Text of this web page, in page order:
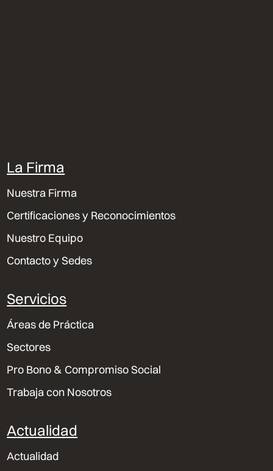
La Firma
Nuestra Firma
Certificaciones y Reconocimientos
Nuestro Equipo
Contacto y Sedes
Servicios
Áreas de Práctica
Sectores
Pro Bono & Compromiso Social
Trabaja con Nosotros
Actualidad
Actualidad